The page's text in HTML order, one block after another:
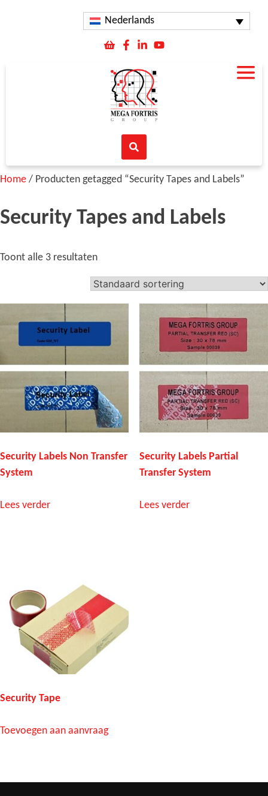
Nederlands
Home / Producten getagged “Security Tapes and Labels”
Security Tapes and Labels
Toont alle 3 resultaten
Security Labels Non Transfer
System
Lees verder
Security Labels Partial
Transfer System
Lees verder
Security Tape
Toevoegen aan aanvraag